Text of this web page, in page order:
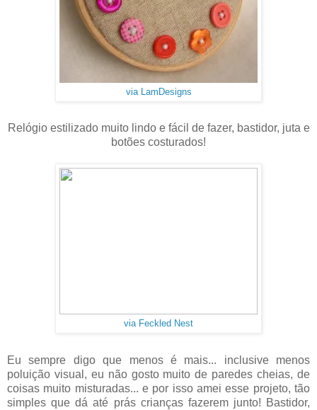
via LamDesigns
Relógio estilizado muito lindo e fácil de fazer, bastidor, juta e
botões costurados!
via Feckled Nest
Eu sempre digo que menos é mais... inclusive menos
poluição visual, eu não gosto muito de paredes cheias, de
coisas muito misturadas... e por isso amei esse projeto, tão
simples que dá até prás crianças fazerem junto! Bastidor,